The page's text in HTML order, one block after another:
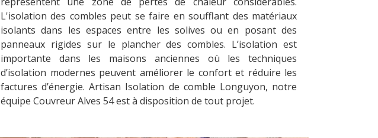
L'isolation des combles peut se faire en soufflant des matériaux
isolants dans les espaces entre les solives ou en posant des
panneaux rigides sur le plancher des combles. L’isolation est
importante dans les maisons anciennes où les techniques
d’isolation modernes peuvent améliorer le confort et réduire les
factures d’énergie. Artisan Isolation de comble Longuyon, notre
équipe Couvreur Alves 54 est à disposition de tout projet.